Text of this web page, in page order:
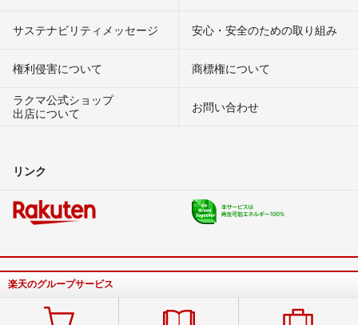
サステナビリティメッセージ 安心・安全のための取り組み
権利侵害について
商標権について
ラクマ公式ショップ
出店について
お問い合わせ
リンク
楽天のグループサービス